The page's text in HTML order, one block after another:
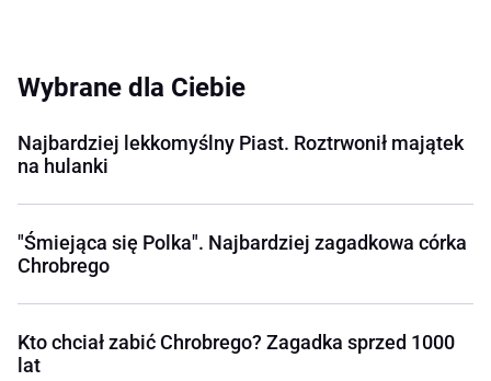
Wybrane dla Ciebie
Najbardziej lekkomyślny Piast. Roztrwonił majątek
na hulanki
"Śmiejąca się Polka". Najbardziej zagadkowa córka
Chrobrego
Kto chciał zabić Chrobrego? Zagadka sprzed 1000
lat